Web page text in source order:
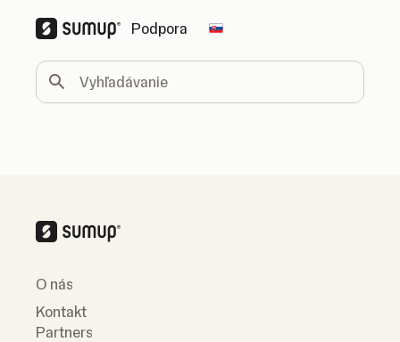
Podpora Change country
Vyhľadávanie
O nás
Kontakt
Partners